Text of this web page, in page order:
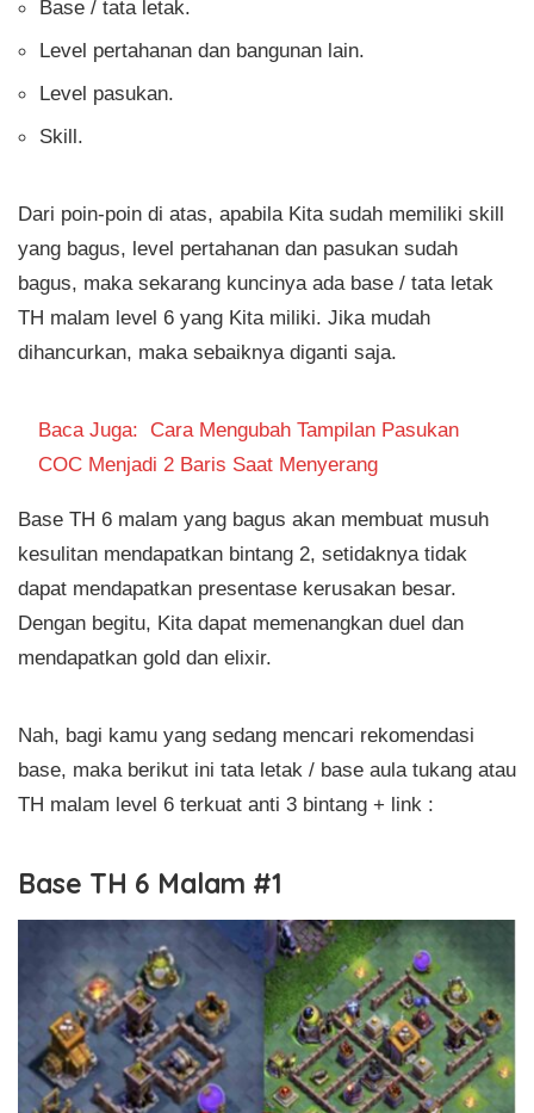
Base / tata letak.
Level pertahanan dan bangunan lain.
Level pasukan.
Skill.
Dari poin-poin di atas, apabila Kita sudah memiliki skill
yang bagus, level pertahanan dan pasukan sudah
bagus, maka sekarang kuncinya ada base / tata letak
TH malam level 6 yang Kita miliki. Jika mudah
dihancurkan, maka sebaiknya diganti saja.
Baca Juga: Cara Mengubah Tampilan Pasukan
COC Menjadi 2 Baris Saat Menyerang
Base TH 6 malam yang bagus akan membuat musuh
kesulitan mendapatkan bintang 2, setidaknya tidak
dapat mendapatkan presentase kerusakan besar.
Dengan begitu, Kita dapat memenangkan duel dan
mendapatkan gold dan elixir.
Nah, bagi kamu yang sedang mencari rekomendasi
base, maka berikut ini tata letak / base aula tukang atau
TH malam level 6 terkuat anti 3 bintang + link :
Base TH 6 Malam #1